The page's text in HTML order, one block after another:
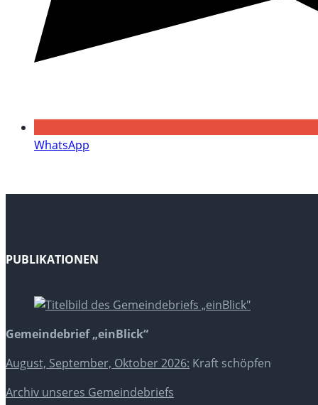
WhatsApp
PUBLIKATIONEN
Gemeindebrief „einBlick“
August, September, Oktober 2026: Kraft schöpfen
Archiv unseres Gemeindebriefs